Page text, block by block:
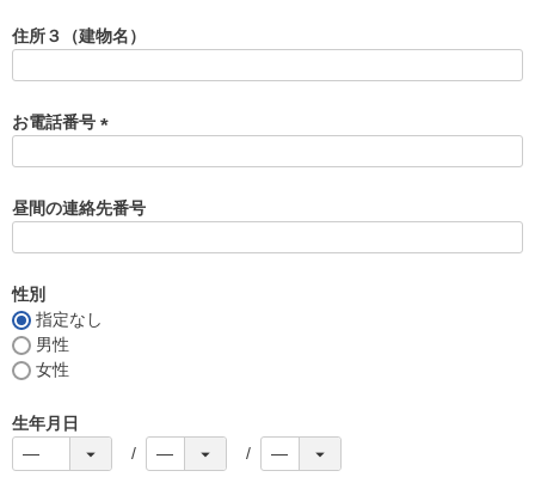
須
)
住所３（建物名）
お電話番号
須
)
昼間の連絡先番号
性別
指定なし
男性
女性
生年月日